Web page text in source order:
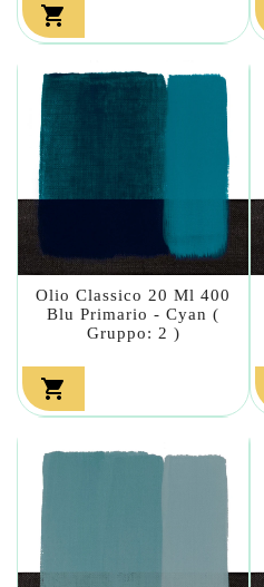

Olio Classico 20 Ml 400
Blu Primario - Cyan (
Gruppo: 2 )
